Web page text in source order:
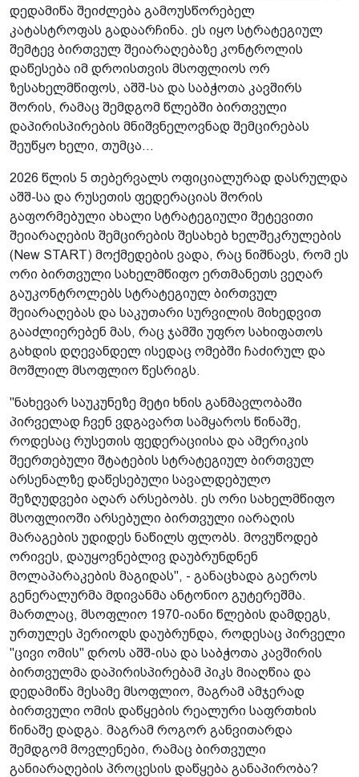
დედამიწა შეიძლება გამოუსწორებელ
კატასტროფას გადაარჩინა. ეს იყო სტრატეგიულ
შემტევ ბირთვულ შეიარაღებაზე კონტროლის
დაწესება იმ დროისთვის მსოფლიოს ორ
ზესახელმწიფოს, აშშ-სა და საბჭოთა კავშირს
შორის, რამაც შემდგომ წლებში ბირთვული
დაპირისპირების მნიშვნელოვნად შემცირებას
შეუწყო ხელი, თუმცა...
2026 წლის 5 თებერვალს ოფიციალურად დასრულდა
აშშ-სა და რუსეთის ფედერაციას შორის
გაფორმებული ახალი სტრატეგიული შეტევითი
შეიარაღების შემცირების შესახებ ხელშეკრულების
(New START) მოქმედების ვადა, რაც ნიშნავს, რომ ეს
ორი ბირთვული სახელმწიფო ერთმანეთს ვეღარ
გაუკონტროლებს სტრატეგიულ ბირთვულ
შეიარაღებას და საკუთარი სურვილის მიხედვით
გააძლიერებენ მას, რაც ჯამში უფრო სახიფათოს
გახდის დღევანდელ ისედაც ომებში ჩაძირულ და
მოშლილ მსოფლიო წესრიგს.
"ნახევარ საუკუნეზე მეტი ხნის განმავლობაში
პირველად ჩვენ ვდგავართ სამყაროს წინაშე,
როდესაც რუსეთის ფედერაციისა და ამერიკის
შეერთებული შტატების სტრატეგიულ ბირთვულ
არსენალზე დაწესებული სავალდებულო
შეზღუდვები აღარ არსებობს. ეს ორი სახელმწიფო
მსოფლიოში არსებული ბირთვული იარაღის
მარაგების უდიდეს ნაწილს ფლობს. მოვუწოდებ
ორივეს, დაუყოვნებლივ დაუბრუნდნენ
მოლაპარაკების მაგიდას", - განაცხადა გაეროს
გენერალურმა მდივანმა ანტონიო გუტერეშმა.
მართლაც, მსოფლიო 1970-იანი წლების დამდეგს,
ურთულეს პერიოდს დაუბრუნდა, როდესაც პირველი
"ცივი ომის" დროს აშშ-ისა და საბჭოთა კავშირის
ბირთვულმა დაპირისპირებამ პიკს მიაღწია და
დედამიწა მესამე მსოფლიო, მაგრამ ამჯერად
ბირთვული ომის დაწყების რეალური საფრთხის
წინაშე დადგა. მაგრამ როგორ განვითარდა
შემდგომ მოვლენები, რამაც ბირთვული
განიარაღების პროცესის დაწყება განაპირობა?